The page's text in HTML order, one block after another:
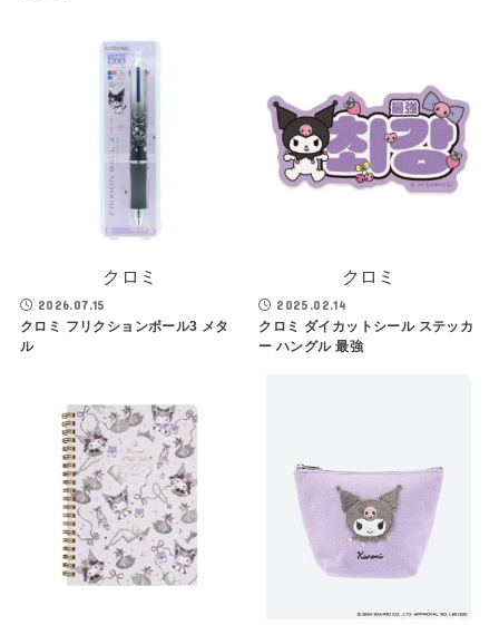
クロミ
2026.07.15
クロミ フリクションボール3 メタ
ル
クロミ
2025.02.14
クロミ ダイカットシール ステッカ
ー ハングル 最強